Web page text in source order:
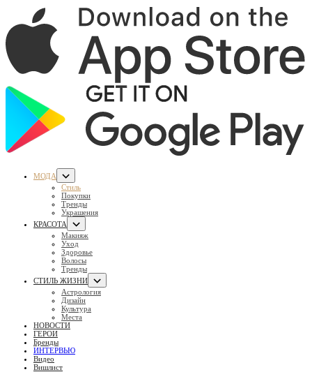
МОДА
Стиль
Покупки
Тренды
Украшения
КРАСОТА
Макияж
Уход
Здоровье
Волосы
Тренды
СТИЛЬ ЖИЗНИ
Астрология
Дизайн
Культура
Места
НОВОСТИ
ГЕРОИ
Бренды
ИНТЕРВЬЮ
Видео
Вишлист